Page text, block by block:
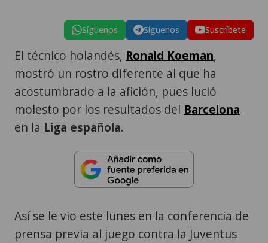
Síguenos Síguenos Suscríbete
El técnico holandés, Ronald Koeman,
mostró un rostro diferente al que ha
acostumbrado a la afición, pues lució
molesto por los resultados del Barcelona
en la Liga española.
Así se le vio este lunes en la conferencia de
prensa previa al juego contra la Juventus